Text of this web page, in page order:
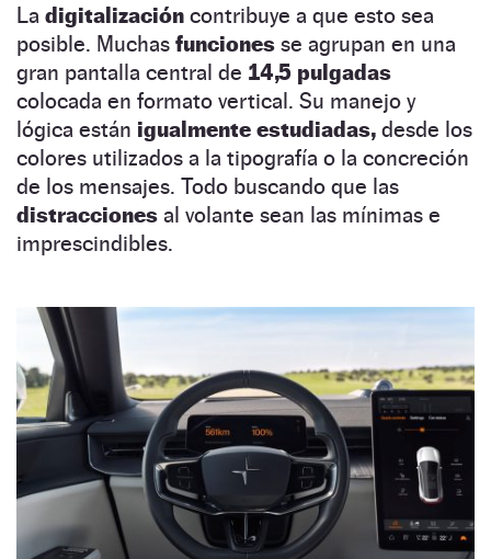
La digitalización contribuye a que esto sea
posible. Muchas funciones se agrupan en una
gran pantalla central de 14,5 pulgadas
colocada en formato vertical. Su manejo y
lógica están igualmente estudiadas, desde los
colores utilizados a la tipografía o la concreción
de los mensajes. Todo buscando que las
distracciones al volante sean las mínimas e
imprescindibles.